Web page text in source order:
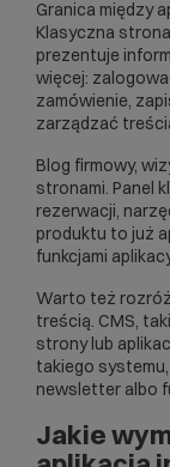
Granica między
Klasyczna
prezentuje
więcej:
zamówienie,
zarządzać
Blog firmowy,
stronami. Panel
rezerwacji,
produktu to już
funkcjami
Warto też
treścią. CMS,
strony lub
takiego systemu,
newsletter albo
Jakie